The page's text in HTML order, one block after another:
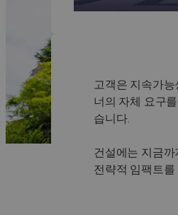
고객은 지속가
너의 자체 요구
습니다.
건설에는 지금
전략적 임팩트를